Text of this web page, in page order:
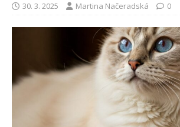
30. 3. 2025 Martina Načeradská 0